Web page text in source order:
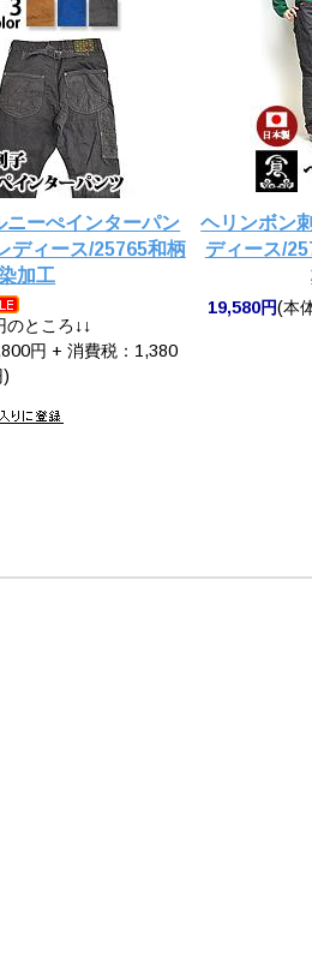
ニーぺインターパン
ディース/25765和柄
加工
のところ↓↓
円 + 消費税：1,380
)
ヘリンボン
ディース/
19,580円(本